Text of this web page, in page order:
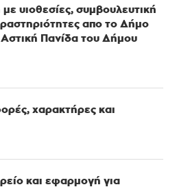
υιοθεσίες, συμβουλευτική
απο το Δήμο
Πανίδα του Δήμου
χαρακτήρες και
και εφαρμογή για